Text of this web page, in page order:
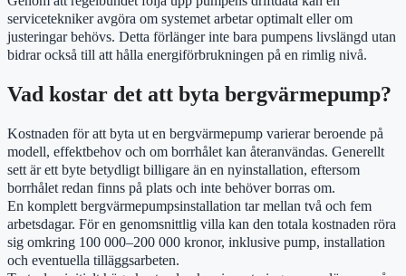
servicetekniker avgöra om systemet arbetar optimalt eller om
justeringar behövs. Detta förlänger inte bara pumpens livslängd utan
bidrar också till att hålla energiförbrukningen på en rimlig nivå.
Vad kostar det att byta bergvärmepump?
Kostnaden för att byta ut en bergvärmepump varierar beroende på
modell, effektbehov och om borrhålet kan återanvändas. Generellt
sett är ett byte betydligt billigare än en nyinstallation, eftersom
borrhålet redan finns på plats och inte behöver borras om.
En komplett bergvärmepumpsinstallation tar mellan två och fem
arbetsdagar. För en genomsnittlig villa kan den totala kostnaden röra
sig omkring 100 000–200 000 kronor, inklusive pump, installation
och eventuella tilläggsarbeten.